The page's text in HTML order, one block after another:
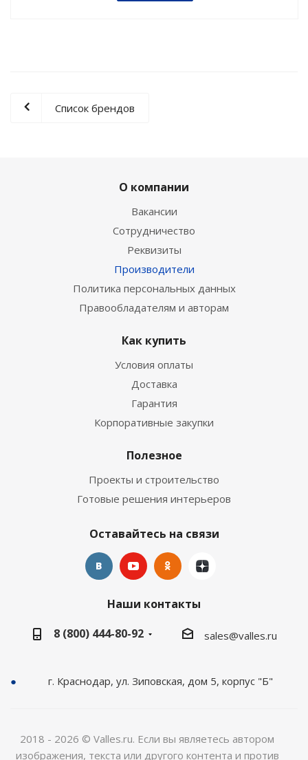
Список брендов
О компании
Вакансии
Сотрудничество
Реквизиты
Производители
Политика персональных данных
Правообладателям и авторам
Как купить
Условия оплаты
Доставка
Гарантия
Корпоративные закупки
Полезное
Проекты и строительство
Готовые решения интерьеров
Оставайтесь на связи
Наши контакты
8 (800) 444-80-92
sales@valles.ru
г. Краснодар, ул. Зиповская, дом 5, корпус "Б"
2018 - 2026 © Valles.ru. Если вы являетесь автором
изображения, текста или другого контента и против